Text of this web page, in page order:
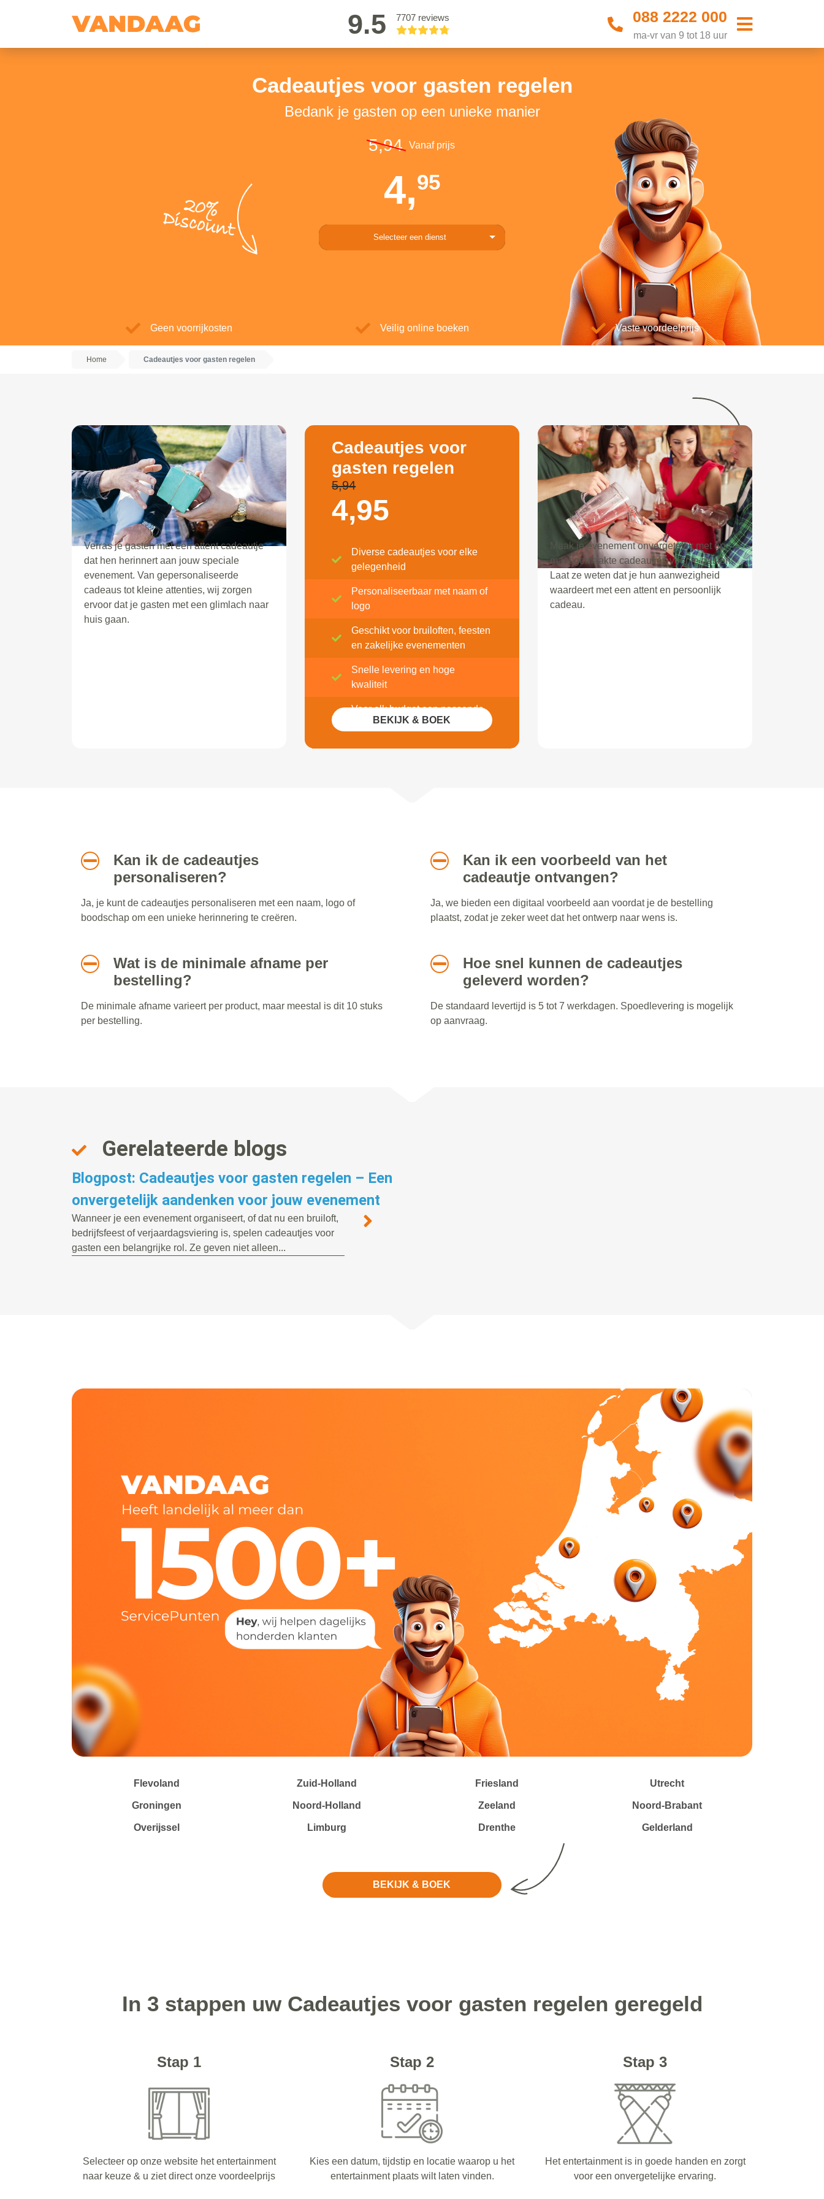
9.5 7707 reviews 088 2222 000
ma-vr van 9 tot 18 uur
Cadeautjes voor gasten regelen
Bedank je gasten op een unieke manier
20%
Discount
5,94 Vanaf prijs
4,95
Selecteer een dienst
Geen voorrijkosten Veilig online boeken Vaste voordeelprijs
Home Cadeautjes voor gasten regelen
Verras je gasten met een attent cadeautje
dat hen herinnert aan jouw speciale
evenement. Van gepersonaliseerde
cadeaus tot kleine attenties, wij zorgen
ervoor dat je gasten met een glimlach naar
huis gaan.
Cadeautjes voor
gasten regelen
5,94
4,95
Diverse cadeautjes voor elke
gelegenheid
Personaliseerbaar met naam of
logo
Geschikt voor bruiloften, feesten
en zakelijke evenementen
Snelle levering en hoge
kwaliteit
Voor elk budget een passende
BEKIJK & BOEK
Maak je evenement onvergetelijk met op
maat gemaakte cadeautjes voor je gasten.
Laat ze weten dat je hun aanwezigheid
waardeert met een attent en persoonlijk
cadeau.
Kan ik de cadeautjes
personaliseren?
Ja, je kunt de cadeautjes personaliseren met een naam, logo of
boodschap om een unieke herinnering te creëren.
Wat is de minimale afname per
bestelling?
De minimale afname varieert per product, maar meestal is dit 10 stuks
per bestelling.
Kan ik een voorbeeld van het
cadeautje ontvangen?
Ja, we bieden een digitaal voorbeeld aan voordat je de bestelling
plaatst, zodat je zeker weet dat het ontwerp naar wens is.
Hoe snel kunnen de cadeautjes
geleverd worden?
De standaard levertijd is 5 tot 7 werkdagen. Spoedlevering is mogelijk
op aanvraag.
Gerelateerde blogs
Blogpost: Cadeautjes voor gasten regelen – Een
onvergetelijk aandenken voor jouw evenement
Wanneer je een evenement organiseert, of dat nu een bruiloft,
bedrijfsfeest of verjaardagsviering is, spelen cadeautjes voor
gasten een belangrijke rol. Ze geven niet alleen...
Flevoland Zuid-Holland Friesland Utrecht
Groningen Noord-Holland Zeeland Noord-Brabant
Overijssel Limburg Drenthe Gelderland
BEKIJK & BOEK
In 3 stappen uw Cadeautjes voor gasten regelen geregeld
Stap 1
Selecteer op onze website het entertainment
naar keuze & u ziet direct onze voordeelprijs
Stap 2
Kies een datum, tijdstip en locatie waarop u het
entertainment plaats wilt laten vinden.
Stap 3
Het entertainment is in goede handen en zorgt
voor een onvergetelijke ervaring.